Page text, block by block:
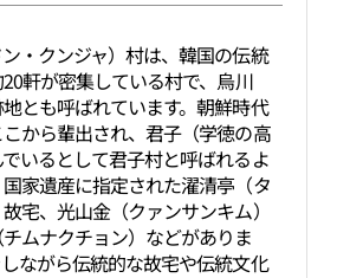
・クンジャ）村は、韓国の伝統
軒が密集している村で、烏川
地とも呼ばれています。朝鮮時代
から輩出され、君子（学徳の高
いるとして君子村と呼ばれるよ
家遺産に指定された濯清亭（タ
宅、光山金（クァンサンキム）
ムナクチョン）などがありま
ながら伝統的な故宅や伝統文化